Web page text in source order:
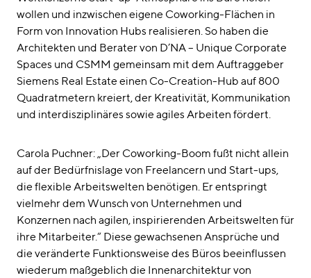
wollen und inzwischen eigene Coworking-Flächen in
Form von Innovation Hubs realisieren. So haben die
Architekten und Berater von D’NA – Unique Corporate
Spaces und CSMM gemeinsam mit dem Auftraggeber
Siemens Real Estate einen Co-Creation-Hub auf 800
Quadratmetern kreiert, der Kreativität, Kommunikation
und interdisziplinäres sowie agiles Arbeiten fördert.
Carola Puchner: „Der Coworking-Boom fußt nicht allein
auf der Bedürfnislage von Freelancern und Start-ups,
die flexible Arbeitswelten benötigen. Er entspringt
vielmehr dem Wunsch von Unternehmen und
Konzernen nach agilen, inspirierenden Arbeitswelten für
ihre Mitarbeiter.“ Diese gewachsenen Ansprüche und
die veränderte Funktionsweise des Büros beeinflussen
wiederum maßgeblich die Innenarchitektur von